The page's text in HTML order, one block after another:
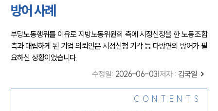
방어 사례
부당노동행위를 이유로 지방노동위원회 측에 시정신청을 한 노동조합
측과 대립하게 된 기업 의뢰인은 시정신청 기각 등 다방면의 방어가 필
요하신 상황이었습니다.
수정일: 2026-06-03 저자 : 김국일
CONTENTS